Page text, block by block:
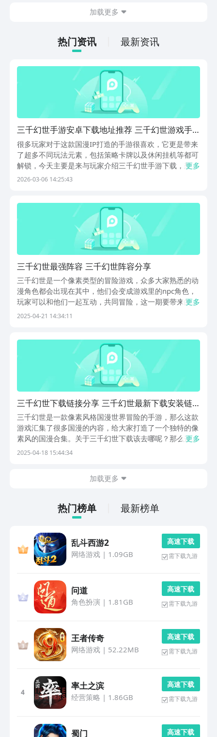
的方式以及对于的玩法也很重要，感兴趣
加载更多
热门资讯 最新资讯
三千幻世手游安卓下载地址推荐 三千幻世游戏手
机版下载渠道分享
很多玩家对于这款国漫IP打造的手游很喜欢，它更是带来
了超多不同玩法元素，包括策略卡牌以及休闲挂机等都可
解锁，今天主要是来与玩家介绍三千幻世手游下载，想要
让自己快速的入坑其中，那么就要去使用九游去下载，软
更多
2026-03-06 14:25:43
三千幻世最强阵容 三千幻世阵容分享
三千幻世是一个像素类型的冒险游戏，众多大家熟悉的动
漫角色都会出现在其中，他们会变成游戏里的npc角色，
玩家可以和他们一起互动，共同冒险，这一期要带来的
是，三千幻世最强阵容，很多玩家都不知道，游戏里的角
里...
更多
2025-04-21 14:34:11
三千幻世下载链接分享 三千幻世最新下载安装链
接及主要玩法盘点
三千幻世是一款像素风格国漫世界冒险的手游，那么这款
游戏汇集了很多国漫的内容，给大家打造了一个独特的像
素风的国漫合集。关于三千幻世下载该去哪呢？那么这款
游戏大家就可以前往九游去进行下载游玩了，那么对于新
更多
2025-04-18 15:44:34
加载更多
热门榜单 最新榜单
乱斗西游2
网络游戏| 1.09GB
高 速 下 载
需下载九游
问道
角色扮演 | 1.81GB
高 速 下 载
需下载九游
王者传奇
网络游戏| 52.22MB
高 速 下 载
需下载九游
4
率土之滨
经营策略 | 1.86GB
高 速 下 载
需下载九游
蜀门 高 速 下 载